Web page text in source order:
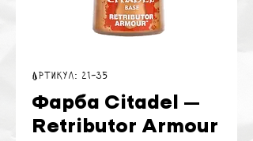
Артикул: 21-35
Фарба Citadel –
Retributor Armour